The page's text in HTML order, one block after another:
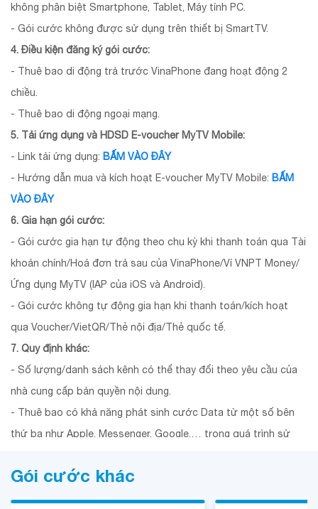
không phân biệt Smartphone, Tablet, Máy tính PC.
- Gói cước không được sử dụng trên thiết bị SmartTV.
4. Điều kiện đăng ký gói cước:
- Thuê bao di động trả trước VinaPhone đang hoạt động 2
chiều.
- Thuê bao di động ngoại mạng.
5. Tải ứng dụng và HDSD E-voucher MyTV Mobile:
- Link tải ứng dụng: BẤM VÀO ĐÂY
- Hướng dẫn mua và kích hoạt E-voucher MyTV Mobile: BẤM
VÀO ĐÂY
6. Gia hạn gói cước:
- Gói cước gia hạn tự động theo chu kỳ khi thanh toán qua Tài
khoản chính/Hoá đơn trả sau của VinaPhone/Ví VNPT Money/
Ứng dụng MyTV (IAP của iOS và Android).
- Gói cước không tự động gia hạn khi thanh toán/kích hoạt
qua Voucher/VietQR/Thẻ nội địa/Thẻ quốc tế.
7. Quy định khác:
- Số lượng/danh sách kênh có thể thay đổi theo yêu cầu của
nhà cung cấp bản quyền nội dung.
- Thuê bao có khả năng phát sinh cước Data từ một số bên
thứ ba như Apple, Messenger, Google,… trong quá trình sử
8. Tổng đài hỗ trợ khách hàng:
Gói cước khác